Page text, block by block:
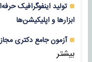
تولید اینفوگرافیک
ابزارها و اپلیکیشن‌ها
آزمون جامع دکتری
بیشتر